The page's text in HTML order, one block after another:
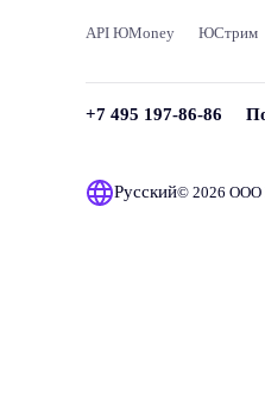
API ЮMoney ЮСтрим
+7 495 197-86-86
Русский© 2026 ООО